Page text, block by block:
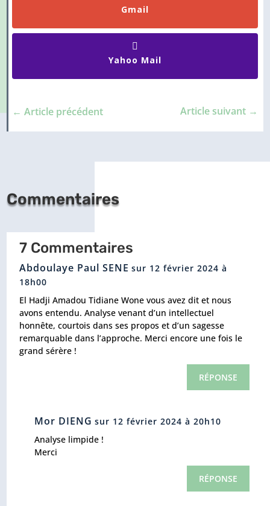
Gmail
Yahoo Mail
←Article précédent Article suivant→
Commentaires
7 Commentaires
Abdoulaye Paul SENE sur 12 février 2024 à
18h00
El Hadji Amadou Tidiane Wone vous avez dit et nous
avons entendu. Analyse venant d’un intellectuel
honnête, courtois dans ses propos et d’un sagesse
remarquable dans l’approche. Merci encore une fois le
grand sérère !
RÉPONSE
Mor DIENG sur 12 février 2024 à 20h10
Analyse limpide !
Merci
RÉPONSE